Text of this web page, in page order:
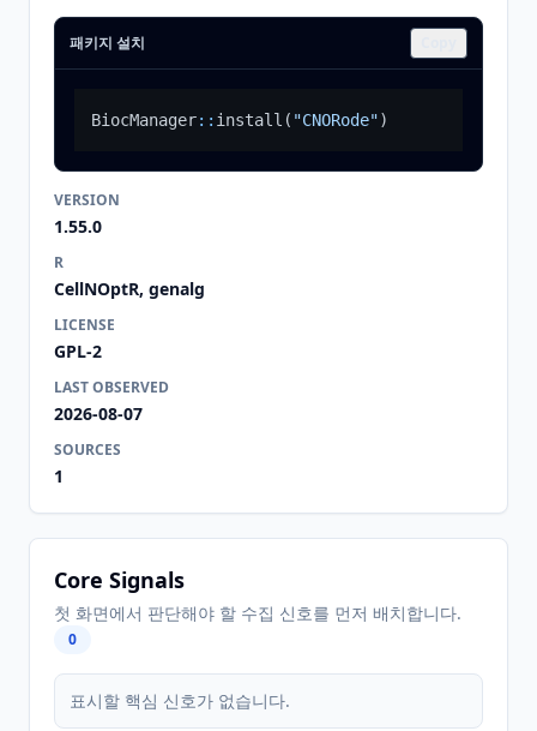
패키지 설치
BiocManager:: install ( "CNORode")
VERSION
1.55.0
R
CellNOptR, genalg
LICENSE
GPL-2
LAST OBSERVED
2026-08-07
SOURCES
1
Core Signals
첫 화면에서 판단해야 할 수집 신호를 먼저 배치합니다.
0
표시할 핵심 신호가 없습니다.